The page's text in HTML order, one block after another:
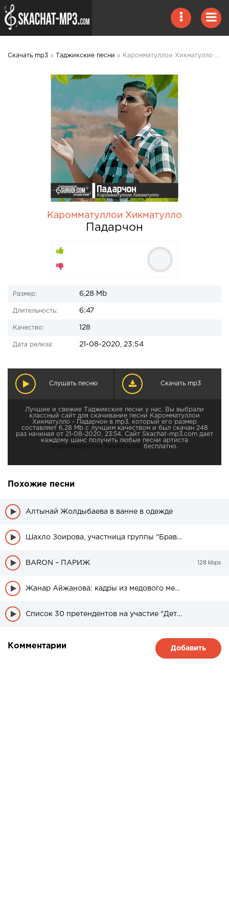
Скачать mp3 » Таджикские песни » Каромматуллои Хикматулло - Падарчон mp3 скачать
Каромматуллои Хикматулло
Падарчон
Размер: 6,28 Mb
Длительность: 6:47
Качество: 128
Дата релиза: 21-08-2020, 23:54
Слушать песню Скачать mp3
Лучшие и свежие Таджикские песни у нас. Вы выбрали
классный сайт для скачивание песни Каромматуллои
Хикматулло - Падарчон в mp3, который его размер
составляет 6,28 Mb с лучшим качеством и был скачан 248
раз начиная от 21-08-2020, 23:54. Сайт Skachat-mp3.com дает
каждому шанс получить любые песни артиста
Каромматуллои Хикматулло
бесплатно.
Похожие песни
Алтынай Жолдыбаева в ванне в одежде
Шахло Зоирова, участница группы "Браво" была в свадебном платье
BARON – ПАРИЖ 128 kbps
Жанар Айжанова: кадры из медового месяца дочери
Список 30 претендентов на участие "Детский Евровидение" из Казахстана
Комментарии Добавить